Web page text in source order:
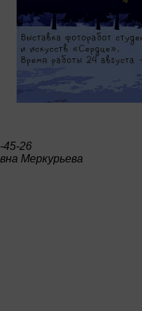
45-26
Меркурьева